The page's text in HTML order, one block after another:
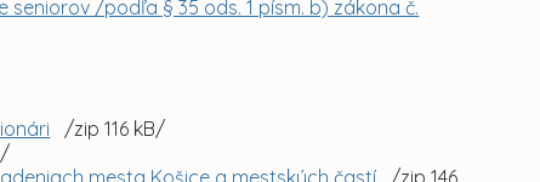
/podľa § 35 ods. 1 písm. b) zákona č.
/zip 116 kB/
mesta Košice a mestských častí /zip 146